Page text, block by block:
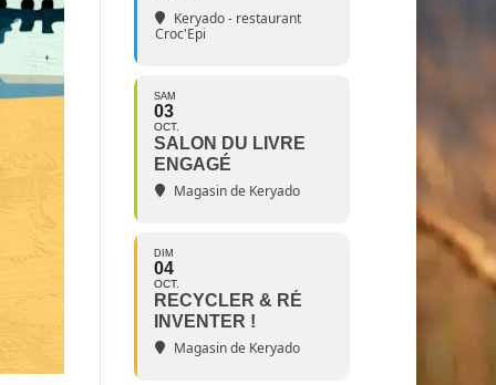
Keryado - restaurant
Croc'Epi
SAM
03
OCT.
SALON DU LIVRE
ENGAGÉ
Magasin de Keryado
DIM
04
OCT.
RECYCLER & RÉ
INVENTER !
Magasin de Keryado